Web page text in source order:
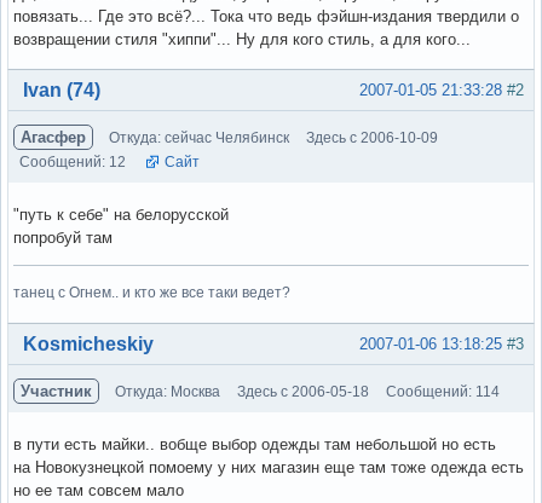
повязать... Где это всё?... Тока что ведь фэйшн-издания твердили о
возвращении стиля "хиппи"... Ну для кого стиль, а для кого...
Вне форума #2
2007-01-05 21:33:28
Ivan (74)
Агасфер Откуда: сейчас Челябинск
Здесь с 2006-10-09
Сообщений: 12
Сайт
"путь к себе" на белорусской
попробуй там
танец с Огнем.. и кто же все таки ведет?
Вне форума #3
2007-01-06 13:18:25
Kosmicheskiy
Участник Откуда: Москва Здесь с 2006-05-18 Сообщений: 114
в пути есть майки.. вобще выбор одежды там небольшой но есть
на Новокузнецкой помоему у них магазин еще там тоже одежда есть
но ее там совсем мало